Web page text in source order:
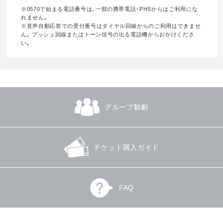
※0570で始まる電話番号は､一部の携帯電話･PHSからはご利用にな
れません｡
※音声自動応答での受付番号はダイヤル回線からのご利用はできませ
ん｡ プッシュ回線またはトーン信号の出る電話機からおかけくださ
い｡
グループ観劇
チケット購入ガイド
FAQ